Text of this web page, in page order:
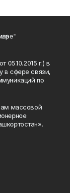
05.10.2015 г.) в
в сфере связи,
по
массовой